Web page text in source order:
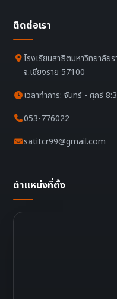
ติดต่อเรา
โรงเรียนสาธิตมหาวิทยาลัย
จ.เชียงราย 57100
เวลาทำการ: จันทร์ - ศุกร์
053-776022
satitcr99@gmail.com
ตำแหน่งที่ตั้ง